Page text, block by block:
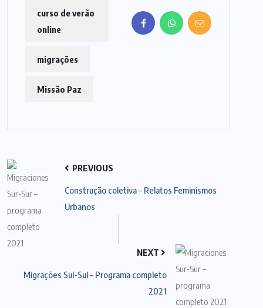
curso de verão
online
migrações
Missão Paz
PREVIOUS
Construção coletiva – Relatos Feminismos
Urbanos
NEXT
Migrações Sul-Sul – Programa completo
2021